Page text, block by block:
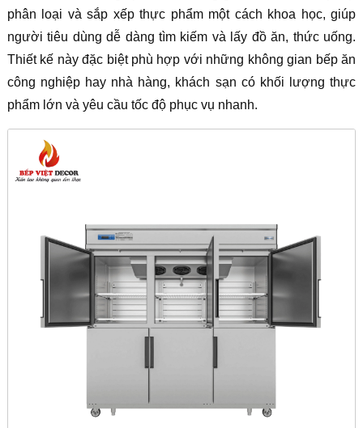
phân loại và sắp xếp thực phẩm một cách khoa học, giúp
người tiêu dùng dễ dàng tìm kiếm và lấy đồ ăn, thức uống.
Thiết kế này đặc biệt phù hợp với những không gian bếp ăn
công nghiệp hay nhà hàng, khách sạn có khối lượng thực
phẩm lớn và yêu cầu tốc độ phục vụ nhanh.